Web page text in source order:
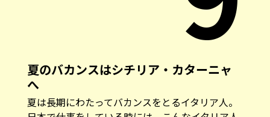
夏のバカンスはシチリア・カターニャ
へ
夏は長期にわたってバカンスをとるイタリア人。